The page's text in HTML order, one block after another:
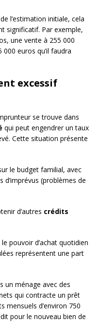
l’estimation initiale, cela
significatif. Par exemple,
une vente à 255 000
euros qu’il faudra
excessif
se trouve dans
qui peut engendrer un taux
Cette situation présente
le budget familial, avec
(problèmes de
d’autres crédits
pouvoir d’achat quotidien
représentent une part
un ménage avec des
qui contracte un prêt
mensuels d’environ 750
pour le nouveau bien de